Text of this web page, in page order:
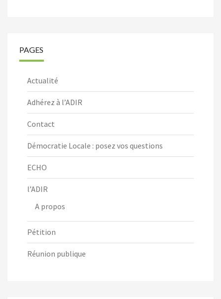
PAGES
Actualité
Adhérez à l’ADIR
Contact
Démocratie Locale : posez vos questions
ECHO
l’ADIR
A propos
Pétition
Réunion publique